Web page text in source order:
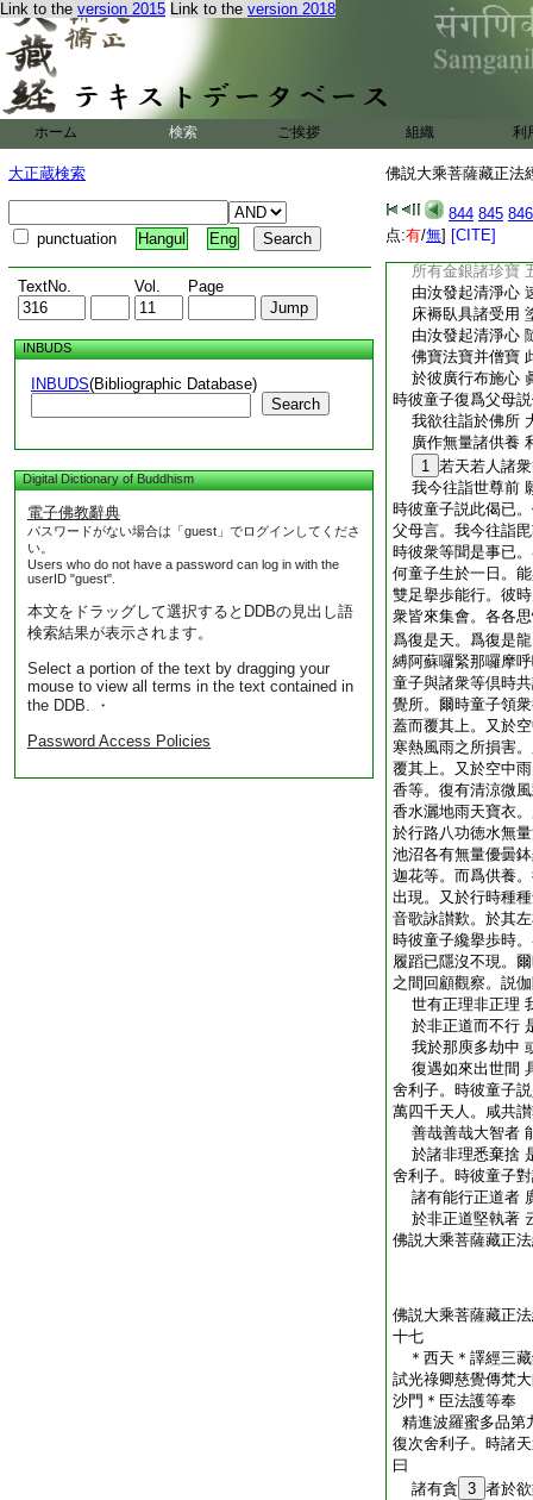
Link to the version 2015 Link to the version 2018
ホーム 検索 ご挨拶 組織 利
大正蔵検索
punctuation Hangul Eng
TextNo. Vol. Page
INBUDS
INBUDS(Bibliographic Database)
Search
Digital Dictionary of Buddhism
電子佛教辭典
パスワードがない場合は「guest」でログインしてくださ
い。
Users who do not have a password can log in with the
userID "guest".
本文をドラッグして選択するとDDBの見出し語
検索結果が表示されます。
Select a portion of the text by dragging your
mouse to view all terms in the text contained in
the DDB. ・
Password Access Policies
佛説大乘菩薩藏正法
844 845 846
点:有/無] [CITE]
於佛正法得開示
彼佛慧日照世間
我佛具足三十二
彼佛慧日照世間
如優曇花難値遇
舍利子。時彼父母
淨心投佛出家。我
胝金銀珍寶悉施於
時彼父母説伽陀曰
我今所有諸財寶
由汝發起清淨心
所有金銀諸珍寶
由汝發起清淨心
床褥臥具諸受用
由汝發起清淨心
佛寶法寶并僧寶
於彼廣行布施心
時彼童子復爲父母
我欲往詣於佛所
廣作無量諸供養
1 若天若人諸
我今往詣世尊前
時彼童子説此偈已
父母言。我今往詣
時彼衆等聞是事已
何童子生於一日。
雙足擧歩能行。彼
衆皆來集會。各各
爲復是天。爲復是
縛阿蘇囉緊那囉摩
童子與諸衆等倶時
覺所。爾時童子領
蓋而覆其上。又於
寒熱風雨之所損害
覆其上。又於空中
香等。復有清涼微
香水灑地雨天寶衣
於行路八功徳水無
池沼各有無量優曇
迦花等。而爲供養
出現。又於行時種
音歌詠讃歎。於其
時彼童子纔擧歩時
履蹈已隱沒不現。
之間回顧觀察。説
世有正理非正理
於非正道而不行
我於那庾多劫中
復遇如來出世間
舍利子。時彼童子
萬四千天人。咸共
善哉善哉大智者
於諸非理悉棄捨
舍利子。時彼童子
諸有能行正道者
於非正道堅執著
佛説大乘菩薩藏正
佛説大乘菩薩藏正
十七
＊西天＊譯經三
試光祿卿慈覺傳梵
沙門＊臣法護
精進波羅蜜多品第
復次舍利子。時諸
曰
諸有貪 3 者於